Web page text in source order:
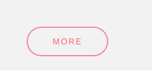
MORE